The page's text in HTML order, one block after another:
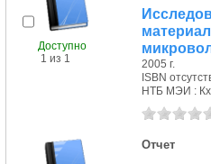
Доступно
1 из 1
2005 г.
ISBN
НТБ МЭИ : Кх
Отчет